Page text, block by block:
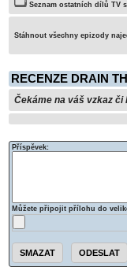
Seznam ostatních dílů TV
Stáhnout všechny epizody
RECENZE DRAIN
Čekáme na váš vzkaz
Příspěvek:
Můžete připojit přílohu do